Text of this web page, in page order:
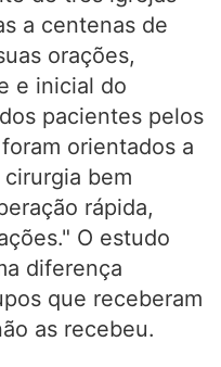
a centenas de
orações,
e inicial do
pacientes pelos
orientados a
bem
rápida,
O estudo
diferença
que receberam
as recebeu.